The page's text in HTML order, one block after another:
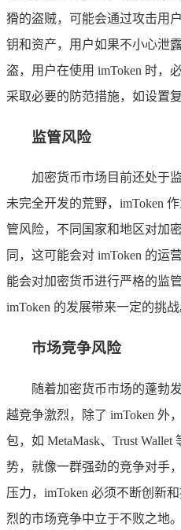
猾的盗贼，可能会通过攻击用
钥和资产，用户如果不小心泄
盗，用户在使用 imToken 时，
采取必要的防范措施，如设置
监管风险
加密货币市场目前还处于
未完全开发的荒野，imToken
管风险，不同国家和地区对加
同，这可能会对 imToken 的运
能会对加密货币进行严格的监
imToken 的发展带来一定的挑战
市场竞争风险
随着加密货币市场的蓬勃
越竞争激烈，除了 imToken 外
包，如 MetaMask、Trust
势，就像一群强劲的竞争对手
压力，imToken 必须不断创新
烈的市场竞争中立于不败之地。